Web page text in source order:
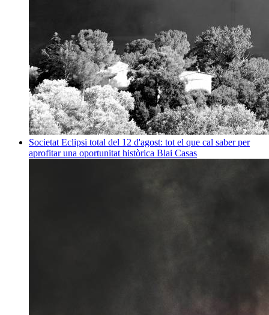
Societat Eclipsi total del 12 d'agost: tot el que cal saber per
aprofitar una oportunitat històrica Blai Casas